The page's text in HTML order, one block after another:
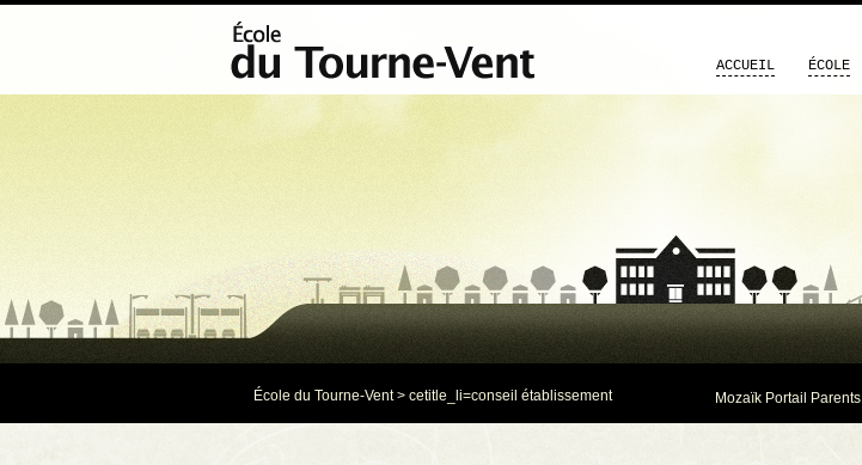
ACCUEIL ÉCOLE
École du Tourne-Vent> cetitle_li=conseil établissement Mozaïk Portail Parents